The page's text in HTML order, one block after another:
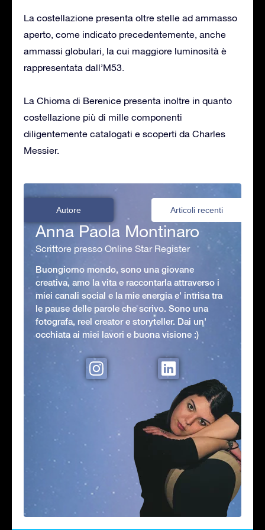
La costellazione presenta oltre stelle ad ammasso
aperto, come indicato precedentemente, anche
ammassi globulari, la cui maggiore luminosità è
rappresentata dall’M53.
La Chioma di Berenice presenta inoltre in quanto
costellazione più di mille componenti
diligentemente catalogati e scoperti da Charles
Messier.
Autore Articoli recenti
Anna Paola Montinaro
Scrittore presso Online Star Register
Buongiorno mondo, sono una giovane
creativa, amo la vita e raccontarla attraverso i
miei canali social e la mie energia e' intrisa tra
le pause delle parole che scrivo. Sono una
fotografa, reel creator e storyteller. Dai un'
occhiata ai miei lavori e buona visione :)